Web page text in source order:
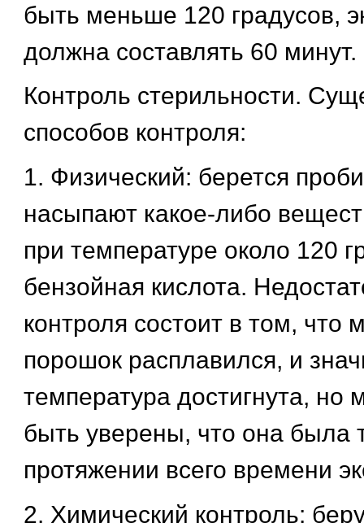
быть меньше 120 градусов,
должна составлять 60 минут.
Контроль стерильности.
способов контроля:
1. Физический: берется
насыпают какое-либо
при температуре около 120
бензойная кислота.
контроля состоит в том, что
порошок расплавился, и
температура достигнута,
быть уверены, что она была
протяжении всего времени
2. Химический контроль: